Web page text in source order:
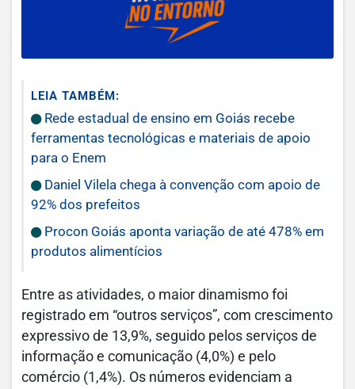
LEIA TAMBÉM:
Rede estadual de ensino em Goiás recebe
ferramentas tecnológicas e materiais de apoio
para o Enem
Daniel Vilela chega à convenção com apoio de
92% dos prefeitos
Procon Goiás aponta variação de até 478% em
produtos alimentícios
Entre as atividades, o maior dinamismo foi
registrado em “outros serviços”, com crescimento
expressivo de 13,9%, seguido pelos serviços de
informação e comunicação (4,0%) e pelo
comércio (1,4%). Os números evidenciam a